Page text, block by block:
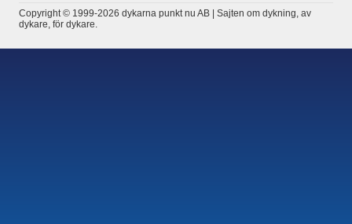
Copyright © 1999-2026 dykarna punkt nu AB | Sajten om dykning, av
dykare, för dykare.